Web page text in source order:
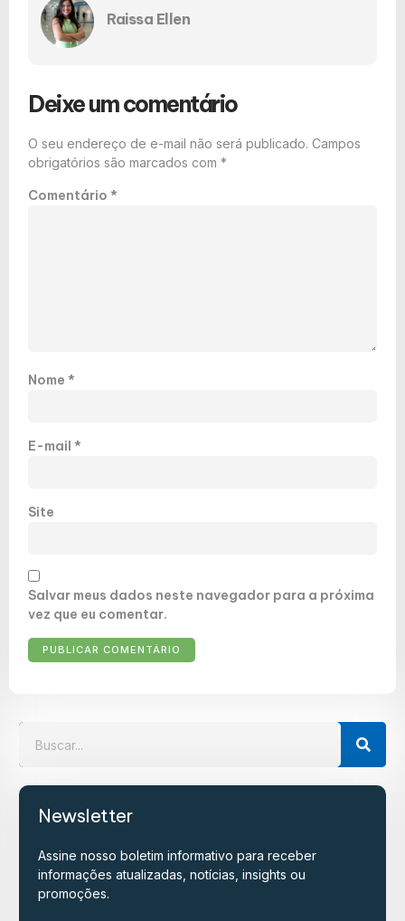
Raissa Ellen
Deixe um comentário
O seu endereço de e-mail não será publicado. Campos
obrigatórios são marcados com *
Comentário *
Nome *
E-mail *
Site
Salvar meus dados neste navegador para a próxima
vez que eu comentar.
Newsletter
Assine nosso boletim informativo para receber
informações atualizadas, notícias, insights ou
promoções.​